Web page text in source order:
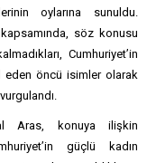
oylarına sunuldu.
söz konusu
Cumhuriyet’in
eden öncü isimler olarak
Aras, konuya ilişkin
güçlü kadın